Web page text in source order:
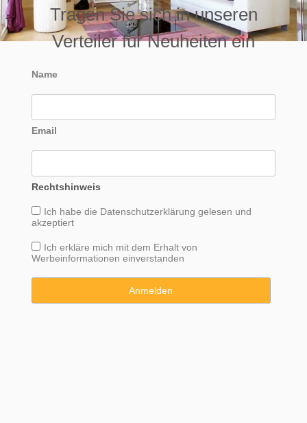
Tragen Sie sich in unseren
Verteiler für Neuheiten ein
Name
Email
Rechtshinweis
Ich habe die Datenschutzerklärung gelesen und
akzeptiert
Ich erkläre mich mit dem Erhalt von
Werbeinformationen einverstanden